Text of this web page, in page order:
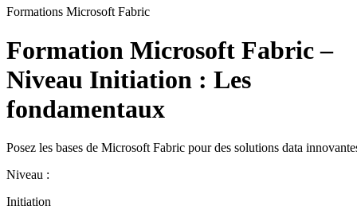
Formations Microsoft Fabric
Formation Microsoft Fabric –
Niveau Initiation : Les
fondamentaux
Posez les bases de Microsoft Fabric pour des solutions data
Niveau :
Initiation